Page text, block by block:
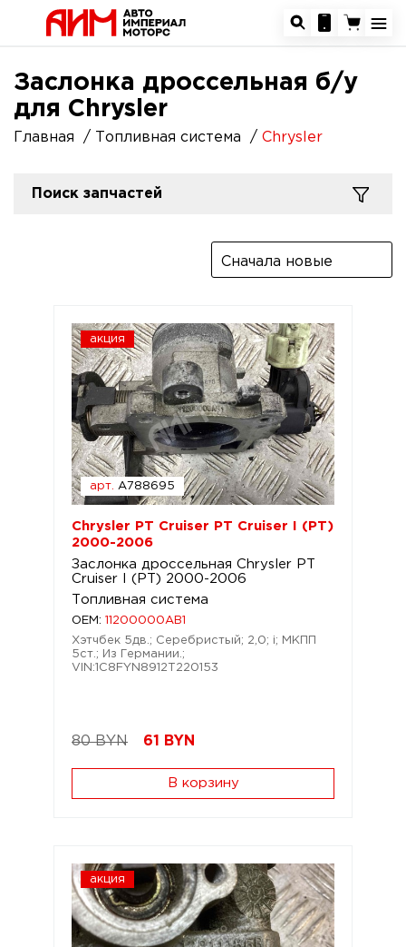
Заслонка дроссельная б/у
для Chrysler
Главная Топливная система Chrysler
Поиск запчастей
Сначала новые
акция
арт. A788695
Chrysler PT Cruiser PT Cruiser I (PT)
2000-2006
Заслонка дроссельная Chrysler PT
Cruiser I (PT) 2000-2006
Топливная система
OEM: 11200000AB1
Хэтчбек 5дв.; Серебристый; 2,0; i; МКПП
5ст.; Из Германии.;
VIN:1C8FYN8912T220153
80 BYN 61 BYN
В корзину
акция